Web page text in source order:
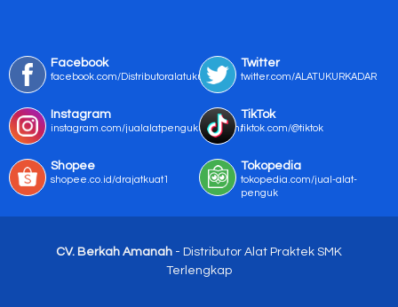
Facebook
facebook.com/Distributoralatukur
Twitter
twitter.com/ALATUKURKADAR
Instagram
instagram.com/jualalatpengukurmurah/
TikTok
tiktok.com/@tiktok
Shopee
shopee.co.id/drajatkuat1
Tokopedia
tokopedia.com/jual-alat-
penguk
CV. Berkah Amanah - Distributor Alat Praktek SMK
Terlengkap